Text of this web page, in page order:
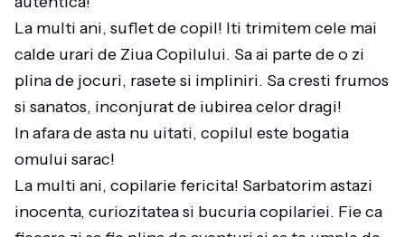
La multi ani, suflet de copil! Iti trimitem cele mai
calde urari de Ziua Copilului. Sa ai parte de o zi
plina de jocuri, rasete si impliniri. Sa cresti frumos
si sanatos, inconjurat de iubirea celor dragi!
In afara de asta nu uitati, copilul este bogatia
omului sarac!
La multi ani, copilarie fericita! Sarbatorim astazi
inocenta, curiozitatea si bucuria copilariei. Fie ca